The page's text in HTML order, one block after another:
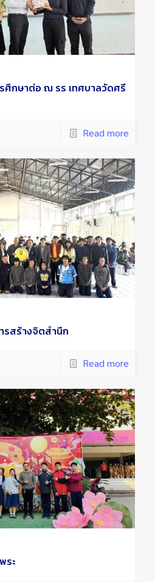
ศึกษาต่อ ณ รร เทศบาลวัดศรี
Read more
รสร้างจิตสำนึก
Read more
ระ